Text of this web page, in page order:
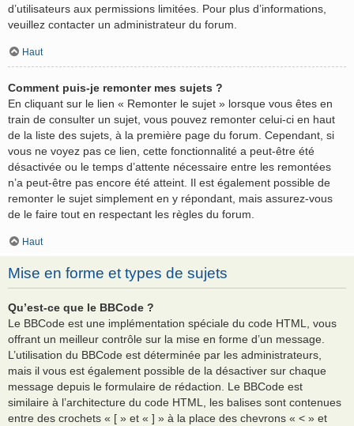
d’utilisateurs aux permissions limitées. Pour plus d’informations,
veuillez contacter un administrateur du forum.
Haut
Comment puis-je remonter mes sujets ?
En cliquant sur le lien « Remonter le sujet » lorsque vous êtes en
train de consulter un sujet, vous pouvez remonter celui-ci en haut
de la liste des sujets, à la première page du forum. Cependant, si
vous ne voyez pas ce lien, cette fonctionnalité a peut-être été
désactivée ou le temps d’attente nécessaire entre les remontées
n’a peut-être pas encore été atteint. Il est également possible de
remonter le sujet simplement en y répondant, mais assurez-vous
de le faire tout en respectant les règles du forum.
Haut
Mise en forme et types de sujets
Qu’est-ce que le BBCode ?
Le BBCode est une implémentation spéciale du code HTML, vous
offrant un meilleur contrôle sur la mise en forme d’un message.
L’utilisation du BBCode est déterminée par les administrateurs,
mais il vous est également possible de la désactiver sur chaque
message depuis le formulaire de rédaction. Le BBCode est
similaire à l’architecture du code HTML, les balises sont contenues
entre des crochets « [ » et « ] » à la place des chevrons « < » et